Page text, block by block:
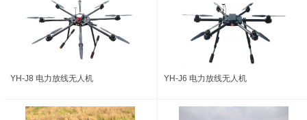
YH-J8 电力放线无人机 YH-J6 电力放线无人机